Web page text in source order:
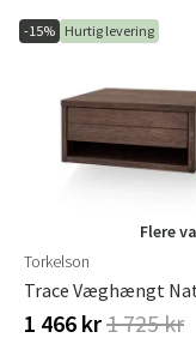
-15% Hurtig levering
Flere
Torkelson
1 466 kr1 725 kr